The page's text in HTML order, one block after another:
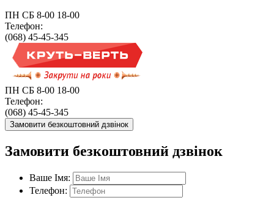
ПН СБ 8-00 18-00
Телефон:
(068) 45-45-345
ПН СБ 8-00 18-00
Телефон:
(068) 45-45-345
Замовити безкоштовний дзвінок
Замовити безкоштовний дзвінок
Ваше Імя:
Телефон: